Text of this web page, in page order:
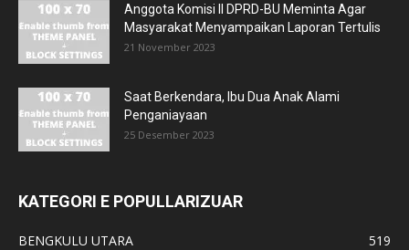
Anggota Komisi II DPRD-BU Meminta Agar
Masyarakat Menyampaikan Laporan Tertulis
21 November 2023
Saat Berkendara, Ibu Dua Anak Alami
Penganiayaan
25 Desember 2023
KATEGORI E POPULLARIZUAR
BENGKULU UTARA
519